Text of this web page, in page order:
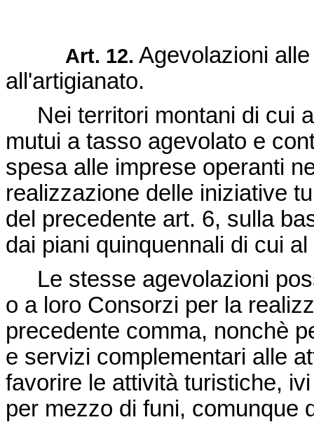
Art. 12. Agevolazioni
all'artigianato.
Nei territori montani di cui
mutui a tasso agevolato e
spesa alle imprese operanti
realizzazione delle iniziative
del precedente art. 6, sulla
dai piani quinquennali di cui
Le stesse agevolazioni
o a loro Consorzi per la
precedente comma, nonchè
e servizi complementari alle
favorire le attività turistiche,
per mezzo di funi, comunque